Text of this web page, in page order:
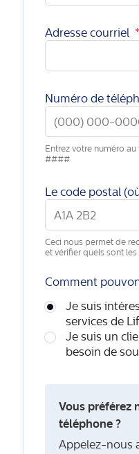
Adresse courriel *
Numéro de
Entrez votre numéro
####
Le code postal
Ceci nous permet de
et vérifier quels sont les
Comment
Je suis
services de
Je suis un
besoin de
Vous préférez
téléphone ?
Appelez-nous